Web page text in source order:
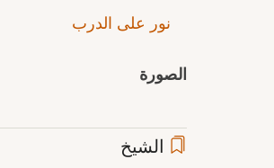
نور على الدرب
الصورة
الشيخ